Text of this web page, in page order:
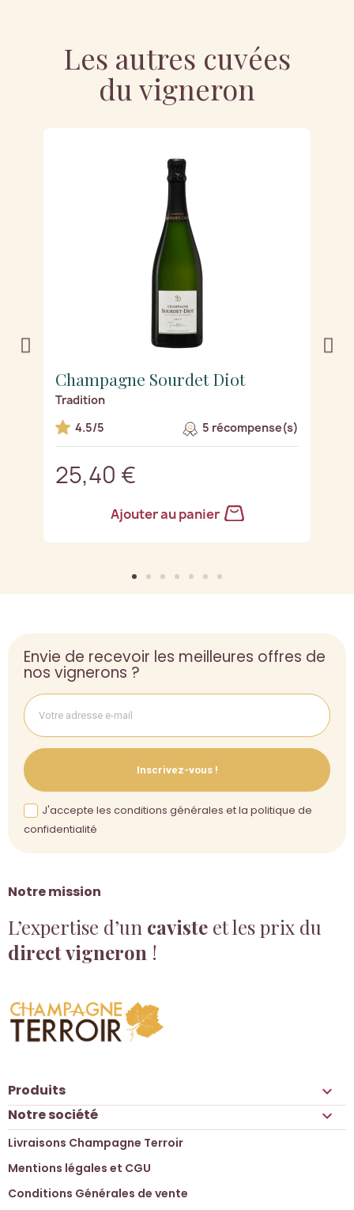
Les autres cuvées
du vigneron
Champagne Sourdet Diot
Tradition
4.5/5
5 récompense(s)
25,40 €
Ajouter au panier
Notre mission
L’expertise d’un caviste et les prix du
direct vigneron !
Envie de recevoir les meilleures offres de
nos vignerons ?
Inscrivez-vous !
J'accepte les conditions générales et la politique de
confidentialité
Produits 
Notre société 
Livraisons Champagne Terroir
Mentions légales et CGU
Conditions Générales de vente